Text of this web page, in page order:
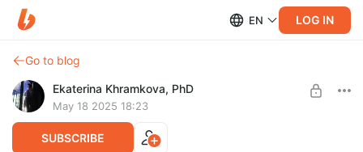
EN LOG IN
Go to blog
Ekaterina Khramkova, PhD
May 18 2025 18:23
SUBSCRIBE